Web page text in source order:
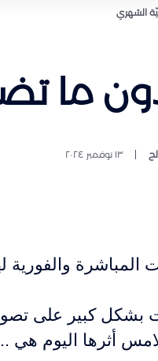
الشهري
ما
١٣ نوفمبر ٢٠٢٤
والفورية
أثرت بشكل كبير
أثرها اليوم هي ..